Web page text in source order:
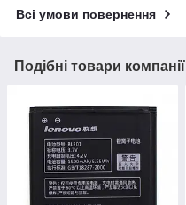
Всі умови повернення
Подібні товари компанії